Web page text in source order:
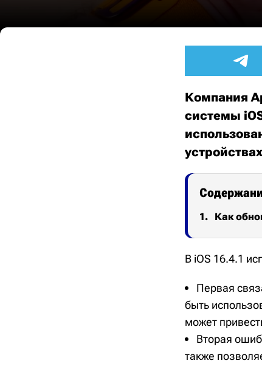
Компания
системы
Как
В iOS 16.4.1
Первая
быть
может
Вторая
также